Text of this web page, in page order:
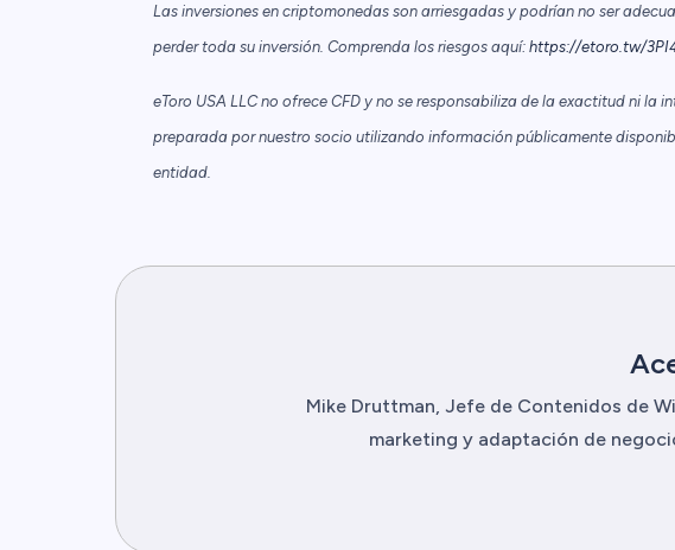
Las inversiones en criptomonedas son arriesgadas y podrían no ser
perder toda su inversión. Comprenda los riesgos aquí: https://etoro.tw/
eToro USA LLC no ofrece CFD y no se responsabiliza de la exactitud ni la
preparada por nuestro socio utilizando información públicamente
entidad.
Mike Druttman, Jefe de Contenidos de
marketing y adaptación de